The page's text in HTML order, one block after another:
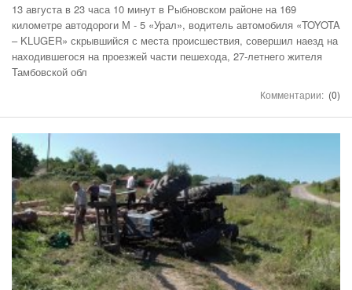
13 августа в 23 часа 10 минут в Рыбновском районе на 169
километре автодороги М - 5 «Урал», водитель автомобиля «TOYOTA
– KLUGER» скрывшийся с места происшествия, совершил наезд на
находившегося на проезжей части пешехода, 27-летнего жителя
Тамбовской обл
Комментарии: (0)